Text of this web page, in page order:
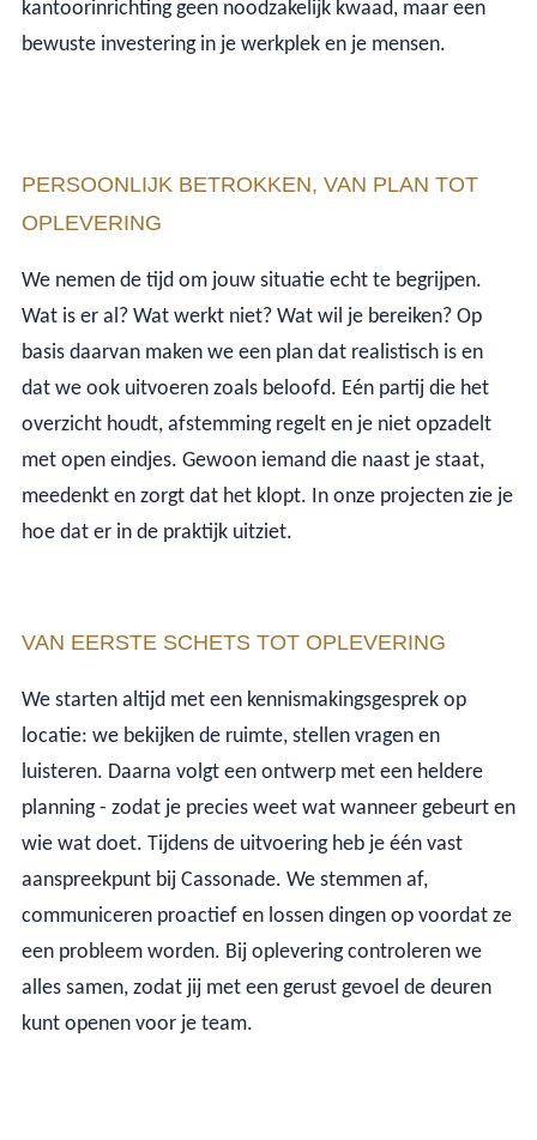
kantoorinrichting geen noodzakelijk kwaad, maar een
bewuste investering in je werkplek en je mensen.
PERSOONLIJK BETROKKEN, VAN PLAN TOT
OPLEVERING
We nemen de tijd om jouw situatie echt te begrijpen.
Wat is er al? Wat werkt niet? Wat wil je bereiken? Op
basis daarvan maken we een plan dat realistisch is en
dat we ook uitvoeren zoals beloofd. Eén partij die het
overzicht houdt, afstemming regelt en je niet opzadelt
met open eindjes. Gewoon iemand die naast je staat,
meedenkt en zorgt dat het klopt. In onze projecten zie je
hoe dat er in de praktijk uitziet.
VAN EERSTE SCHETS TOT OPLEVERING
We starten altijd met een kennismakingsgesprek op
locatie: we bekijken de ruimte, stellen vragen en
luisteren. Daarna volgt een ontwerp met een heldere
planning - zodat je precies weet wat wanneer gebeurt en
wie wat doet. Tijdens de uitvoering heb je één vast
aanspreekpunt bij Cassonade. We stemmen af,
communiceren proactief en lossen dingen op voordat ze
een probleem worden. Bij oplevering controleren we
alles samen, zodat jij met een gerust gevoel de deuren
kunt openen voor je team.